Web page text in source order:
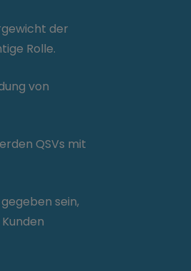
der
Rolle.
von
QSVs mit
sein,